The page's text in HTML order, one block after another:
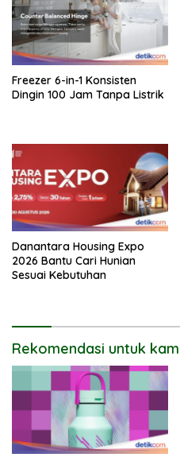
Freezer 6-in-1 Konsisten
Dingin 100 Jam Tanpa Listrik
Danantara Housing Expo
2026 Bantu Cari Hunian
Sesuai Kebutuhan
Rekomendasi untuk